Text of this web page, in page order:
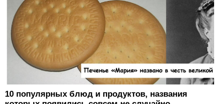
10 популярных блюд и продуктов, названия